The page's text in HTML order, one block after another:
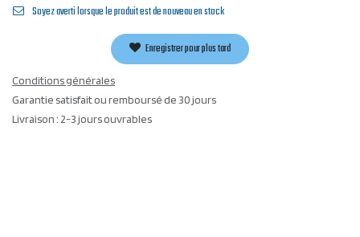
Soyez averti lorsque le produit est de nouveau en stock
Enregistrer pour plus tard
Conditions générales
Garantie satisfait ou remboursé de 30 jours
Livraison : 2-3 jours ouvrables